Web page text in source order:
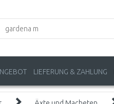
LIEFERUNG & ZAHLUNG